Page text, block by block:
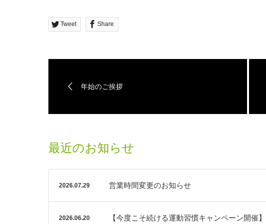
Tweet Share
年始のご挨拶
最近のお知らせ
2026.07.29 営業時間変更のお知らせ
2026.06.20 【今度こそ続ける運動習慣キャンペーン開催】